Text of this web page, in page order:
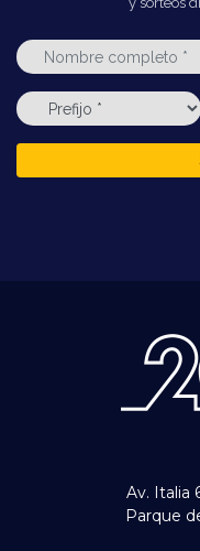
Av. Italia
Parque